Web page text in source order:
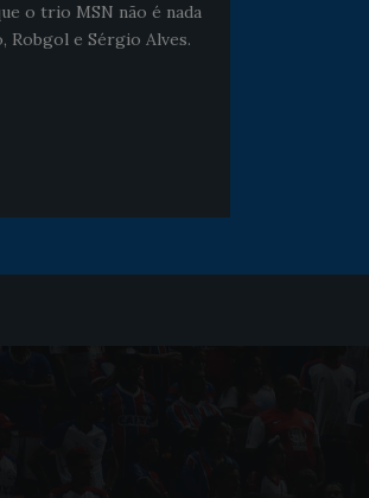
o trio MSN não é nada
Robgol e Sérgio Alves.